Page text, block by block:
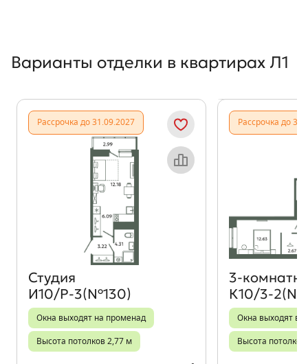
Варианты отделки в квартирах Л1
Рассрочка до 31.09.2027
Объект месяца
Студия
И10/Р-3(№130)
Окна выходят на променад
Высота потолков 2,77 м
Рассрочка до
К10/3-
Окна выходят во
Высота